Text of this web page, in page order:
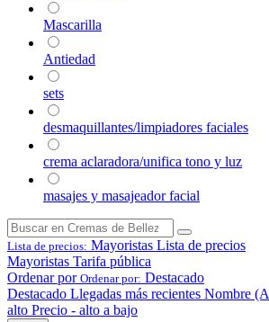
Mascarilla
Antiedad
sets
desmaquillantes/limpiadores faciales
crema aclaradora/unifica tono y luz
masajes y masajeador facial
Lista de precios: Mayoristas Lista de precios
Mayoristas Tarifa pública
Ordenar por Ordenar por: Destacado
Destacado Llegadas más recientes Nombre
alto Precio - alto a bajo